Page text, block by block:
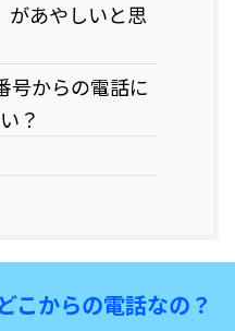
があやしいと思
号からの電話に
？
こからの電話なの？